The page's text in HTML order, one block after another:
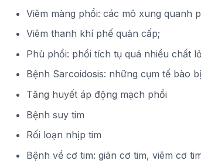
Viêm màng phổi: các mô xung quanh
Viêm thanh khí phế quản cấp;
Phù phổi: phổi tích tụ quá nhiều chất
Bệnh Sarcoidosis: những cụm tế bào
Tăng huyết áp động mạch phổi
Bệnh suy tim
Rối loạn nhịp tim
Bệnh về cơ tim: giãn cơ tim, viêm cơ